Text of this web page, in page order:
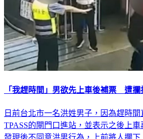
「我趕時間」男欲先上車後補票 遭攔
日前台北市一名洪姓男子，因為趕時
TPASS的閘門口進站，並表示之後上
發現後不同意洪男行為，上前將人攔下